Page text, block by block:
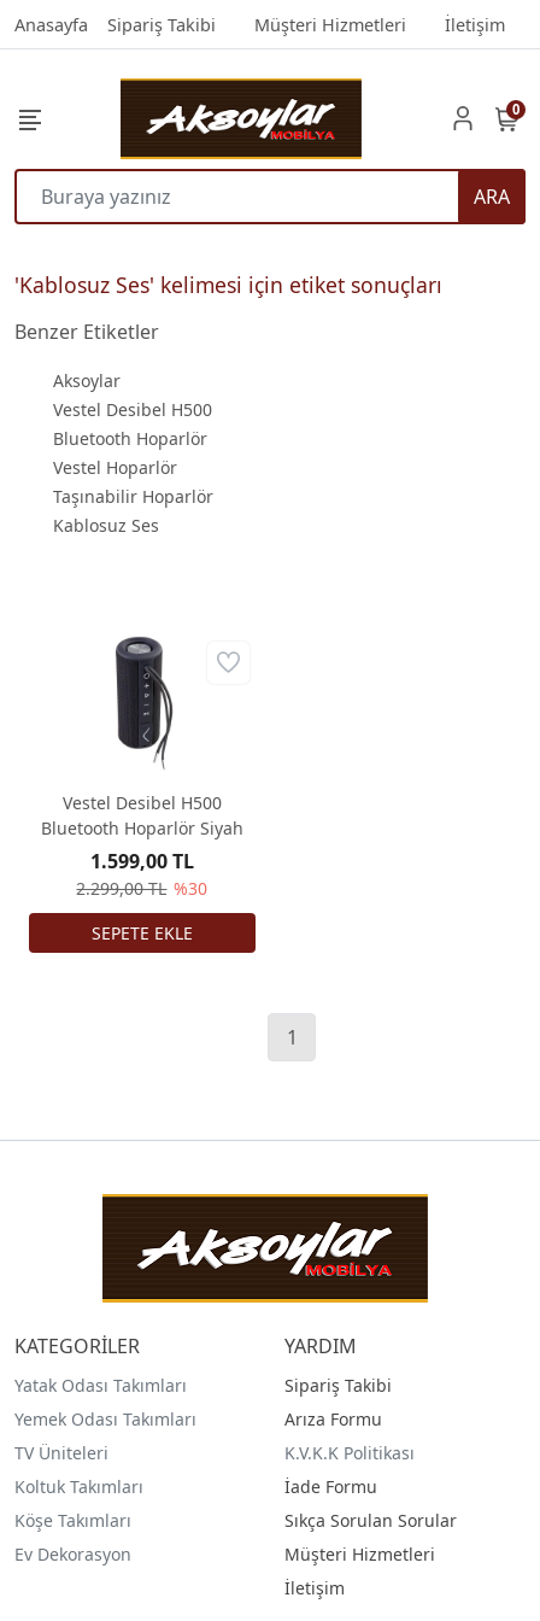
Anasayfa Sipariş Takibi Müşteri Hizmetleri İletişim
ARA
0
'Kablosuz Ses' kelimesi için etiket sonuçları
Benzer Etiketler
Aksoylar
Vestel Desibel H500
Bluetooth Hoparlör
Vestel Hoparlör
Taşınabilir Hoparlör
Kablosuz Ses
Vestel Desibel H500
Bluetooth Hoparlör Siyah
2.299,00 TL %30
1.599,00 TL
1
KATEGORİLER
Yatak Odası Takımları
Yemek Odası Takımları
TV Üniteleri
Koltuk Takımları
Köşe Takımları
Ev Dekorasyon
YARDIM
Sipariş Takibi
Arıza Formu
K.V.K.K Politikası
İade Formu
Sıkça Sorulan Sorular
Müşteri Hizmetleri
İletişim